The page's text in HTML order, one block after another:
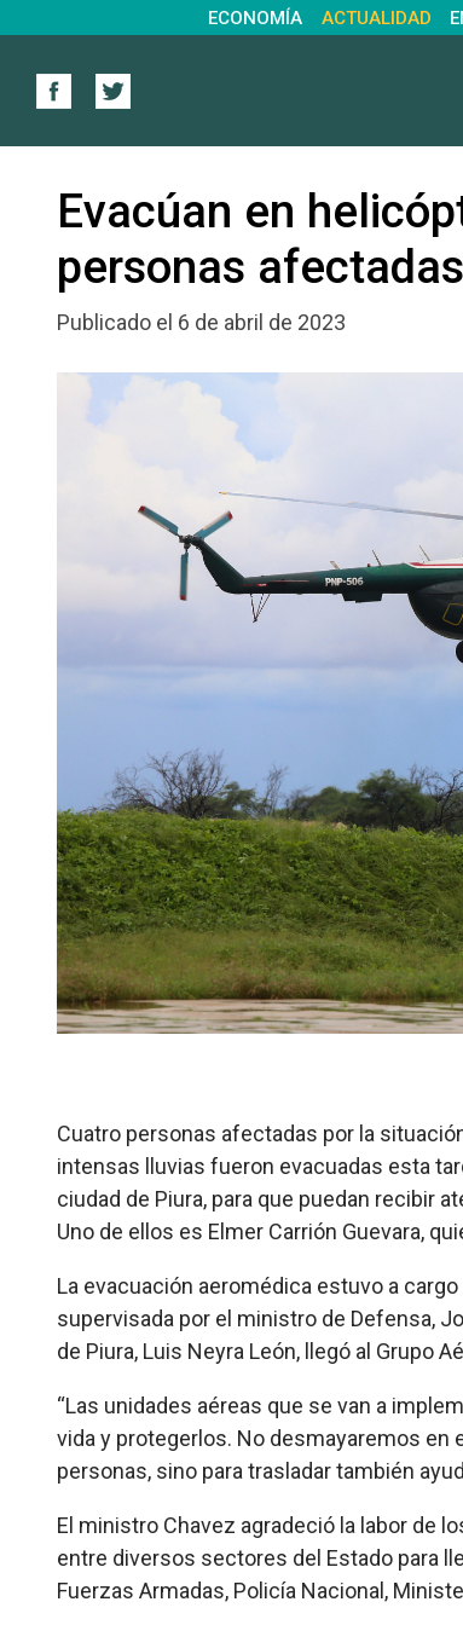
ECONOMÍA ACTUALIDAD
Evacúan en
personas
Publicado el 6 de abril de 2023
Cuatro personas afectadas por la
intensas lluvias fueron evacuadas esta
ciudad de Piura, para que puedan recibir
Uno de ellos es Elmer Carrión Guevara,
La evacuación aeromédica estuvo a
supervisada por el ministro de Defensa,
de Piura, Luis Neyra León, llegó al Grupo
“Las unidades aéreas que se van a
vida y protegerlos. No desmayaremos en
personas, sino para trasladar también
El ministro Chavez agradeció la labor de
entre diversos sectores del Estado para
Fuerzas Armadas, Policía Nacional,